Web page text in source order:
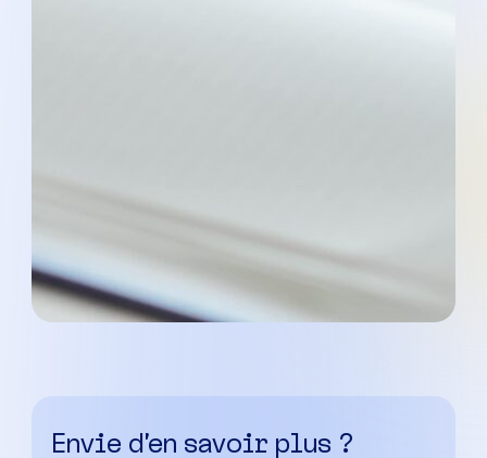
Envie d’en savoir plus ?